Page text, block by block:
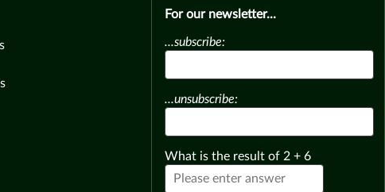
For our newsletter...
...subscribe:
...unsubscribe:
What is the result of 2 + 6